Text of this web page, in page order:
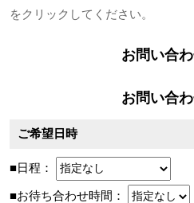
をクリックしてください。
お問い合
お問い合
ご希望日時
■日程：
■お待ち合わせ時間：